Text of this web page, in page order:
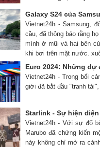
Galaxy S24 của
Vietnet24h - Samsung,
cầu, đã thông báo rằng
mình ở mũi và hai bên
khi bơi trên mặt nước.
Euro 2024: Những dự
Vietnet24h - Trong bối
giới đã bắt đầu "tranh
Starlink - Sự hiện
Vietnet24h - Với sự đổ
Marubo đã chứng kiến
này không chỉ mở ra